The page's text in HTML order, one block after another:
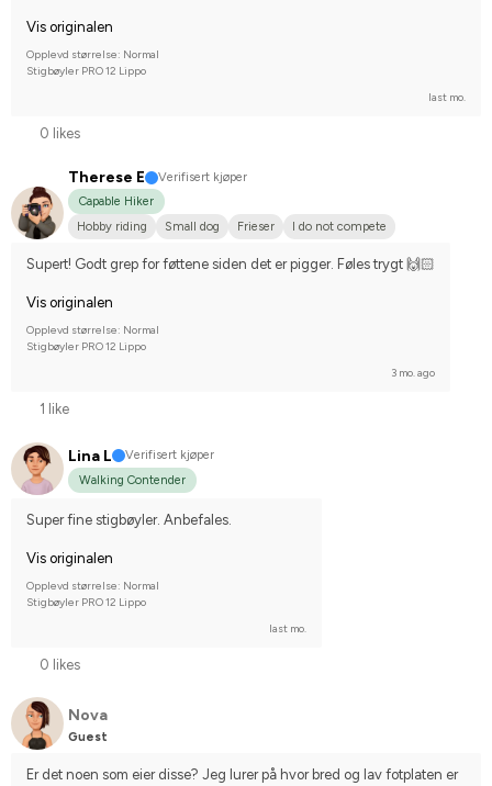
Vis originalen
Opplevd størrelse: Normal
Stigbøyler PRO 12 Lippo
last mo.
0 likes
Therese E
Verifisert kjøper
Capable Hiker
Hobby riding
Small dog Frieser I do not compete
Supert! Godt grep for føttene siden det er pigger. Føles trygt 🙌🏻
Vis originalen
Opplevd størrelse: Normal
Stigbøyler PRO 12 Lippo
3 mo. ago
1 like
Lina L
Verifisert kjøper
Walking Contender
Super fine stigbøyler. Anbefales.
Vis originalen
Opplevd størrelse: Normal
Stigbøyler PRO 12 Lippo
last mo.
0 likes
Nova
Guest
Er det noen som eier disse? Jeg lurer på hvor bred og lav fotplaten er